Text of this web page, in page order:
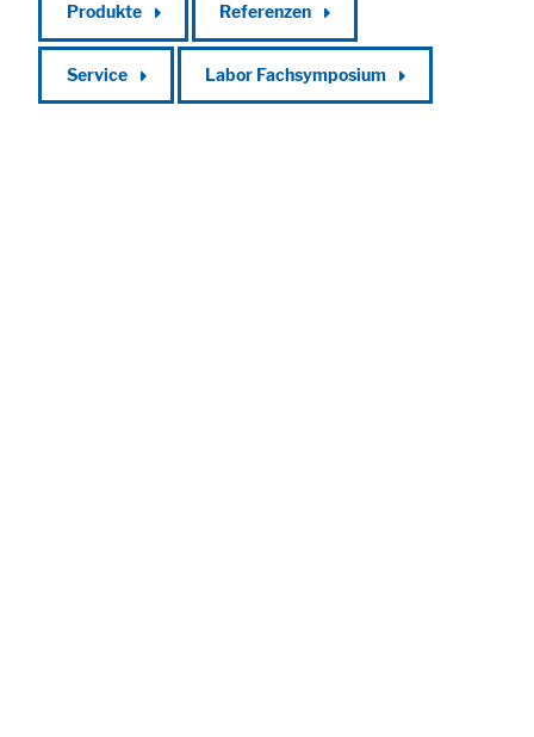
Produkte Referenzen
Service Labor Fachsymposium